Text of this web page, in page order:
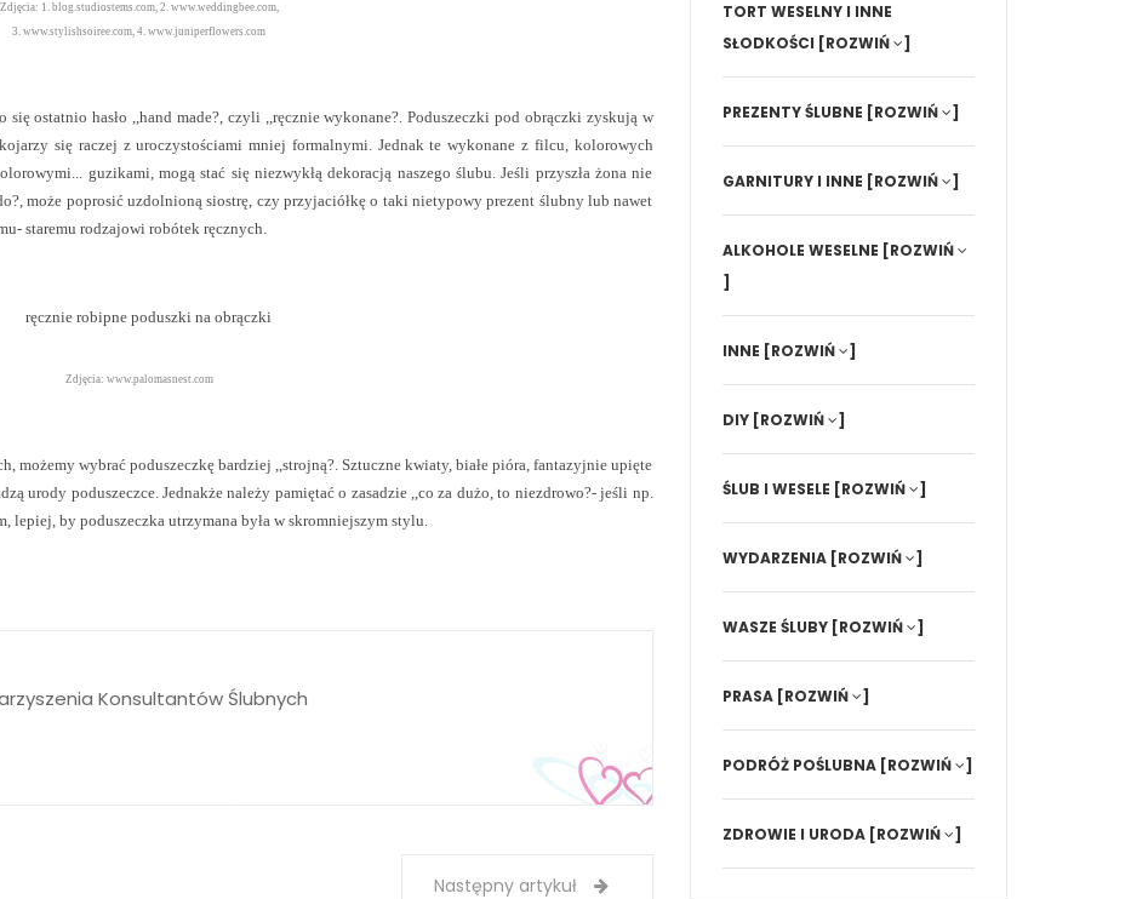
Zdjęcia: 1. blog.studiostems.com, 2. www.weddingbee.com,
3. www.stylishsoiree.com, 4. www.juniperflowers.com
ostatnio hasło ,,hand made?, czyli ,,ręcznie wykonane?. Poduszeczki pod obrączki zyskują w
się raczej z uroczystościami mniej formalnymi. Jednak te wykonane z filcu, kolorowych
guzikami, mogą stać się niezwykłą dekoracją naszego ślubu. Jeśli przyszła żona nie
może poprosić uzdolnioną siostrę, czy przyjaciółkę o taki nietypowy prezent ślubny lub nawet
staremu rodzajowi robótek ręcznych.
Zdjęcia: www.palomasnest.com
wybrać poduszeczkę bardziej ,,strojną?. Sztuczne kwiaty, białe pióra, fantazyjnie upięte
urody poduszeczce. Jednakże należy pamiętać o zasadzie ,,co za dużo, to niezdrowo?- jeśli np.
lepiej, by poduszeczka utrzymana była w skromniejszym stylu.
Konsultantów Ślubnych
Następny artykuł
TORT WESELNY I INNE
SŁODKOŚCI [ROZWIŃ ]
PREZENTY ŚLUBNE [ROZWIŃ ]
GARNITURY I INNE [ROZWIŃ ]
ALKOHOLE WESELNE [ROZWIŃ
]
INNE [ROZWIŃ ]
DIY [ROZWIŃ ]
ŚLUB I WESELE [ROZWIŃ ]
WYDARZENIA [ROZWIŃ ]
WASZE ŚLUBY [ROZWIŃ ]
PRASA [ROZWIŃ ]
PODRÓŻ POŚLUBNA [ROZWIŃ ]
ZDROWIE I URODA [ROZWIŃ ]